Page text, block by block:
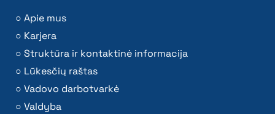
Apie mus
Karjera
Struktūra ir kontaktinė informacija
Lūkesčių raštas
Vadovo darbotvarkė
Valdyba